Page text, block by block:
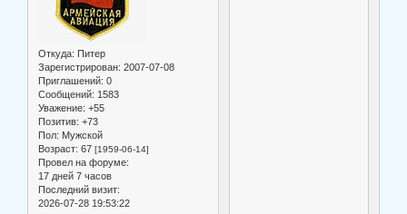
Откуда: Питер
Зарегистрирован: 2007-07-08
Приглашений: 0
Сообщений: 1583
Уважение: +55
Позитив: +73
Пол: Мужской
Возраст: 67 [1959-06-14]
Провел на форуме:
17 дней 7 часов
Последний визит:
2026-07-28 19:53:22